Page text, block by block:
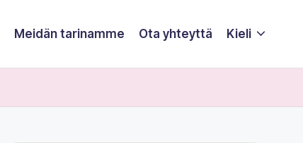
Meidän tarinamme Ota yhteyttä Kieli